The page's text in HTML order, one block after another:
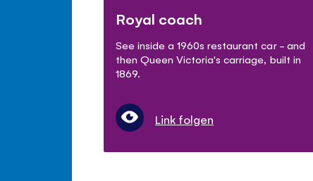
Royal coach
See inside a 1960s restaurant car - and
then Queen Victoria's carriage, built in
1869.
Link folgen